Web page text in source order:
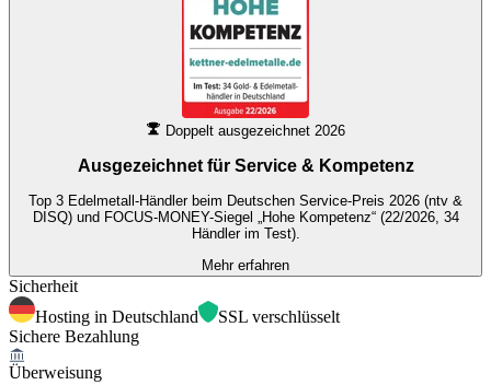
Doppelt ausgezeichnet 2026
Ausgezeichnet für Service & Kompetenz
Top 3 Edelmetall-Händler beim Deutschen Service-Preis 2026 (ntv &
DISQ) und FOCUS-MONEY-Siegel „Hohe Kompetenz“ (22/2026, 34
Händler im Test).
Mehr erfahren
Sicherheit
Hosting in Deutschland
SSL verschlüsselt
Sichere Bezahlung
Überweisung